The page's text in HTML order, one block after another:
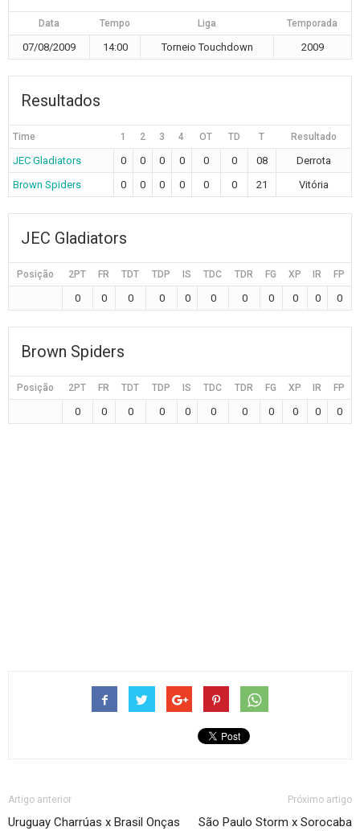
Data Tempo Liga Temporada
07/08/2009 14:00 Torneio Touchdown 2009
Resultados
Time 1 2 3 4 OT TD T Resultado
JEC Gladiators 0 0 0 0 0 0 08
Derrota
Brown Spiders
0 0 0 0 0 0 21 Vitória
JEC Gladiators
Posição 2PT FR TDT TDP IS TDC TDR FG XP IR FP
0 0 0 0 0 0 0 0 0 0 0
Brown Spiders
Posição 2PT FR TDT TDP IS TDC TDR FG XP IR FP
0 0 0 0 0 0 0 0 0 0 0
Artigo anterior
Uruguay Charrúas x Brasil Onças
Próximo artigo
São Paulo Storm x Sorocaba